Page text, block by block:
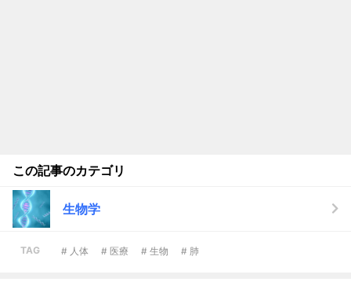
この記事のカテゴリ
生物学
TAG # 人体 # 医療 # 生物 # 肺